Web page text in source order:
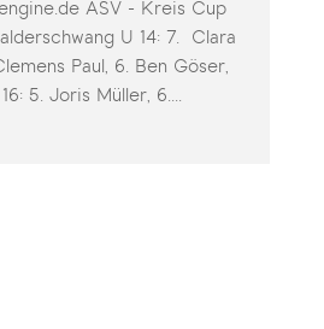
ASV - Kreis Cup
U 14: 7. Clara
Paul, 6. Ben Göser,
5. Joris Müller, 6....